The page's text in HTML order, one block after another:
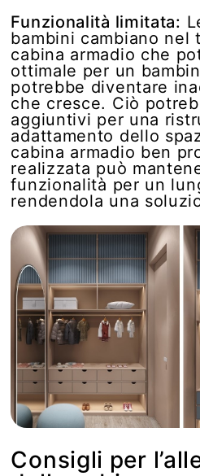
Funzionalità limitata:
bambini cambiano nel
cabina armadio che
ottimale per un
potrebbe diventare
che cresce. Ciò
aggiuntivi per una
adattamento dello
cabina armadio ben
realizzata può
funzionalità per un
rendendola una
Consigli per